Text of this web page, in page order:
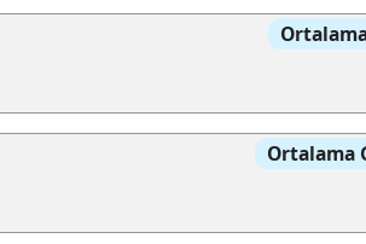
Ortalama
Ortalama